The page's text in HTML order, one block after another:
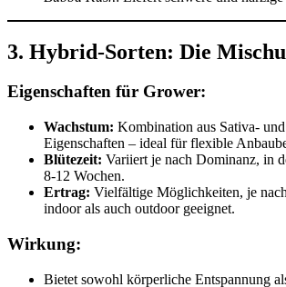
3. Hybrid-Sorten: Die
Eigenschaften für Grower:
Wachstum: Kombination aus Sativa-
Eigenschaften – ideal für flexible
Blütezeit: Variiert je nach Dominanz, in
8-12 Wochen.
Ertrag: Vielfältige Möglichkeiten, je
indoor als auch outdoor geeignet.
Wirkung:
Bietet sowohl körperliche Entspannung